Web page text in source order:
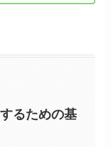
るための基